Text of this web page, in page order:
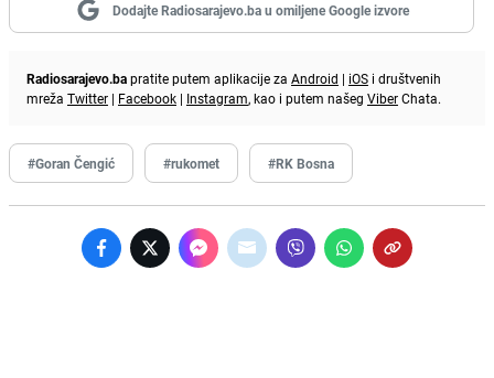
Dodajte Radiosarajevo.ba u omiljene Google izvore
Radiosarajevo.bapratite putem aplikacije za Android | iOS i društvenih
mreža Twitter | Facebook | Instagram, kao i putem našeg ViberChata.
#Goran Čengić #rukomet #RK Bosna